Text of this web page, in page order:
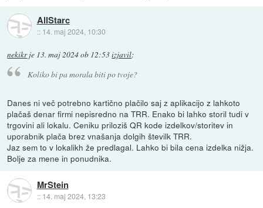
AllStarc
:: 14. maj 2024, 10:30
nekikrje 13. maj 2024 ob 12:53izjavil:
Koliko bi pa morala biti po tvoje?
Danes ni več potrebno kartično plačilo saj z aplikacijo z lahkoto
plačaš denar firmi nepisredno na TRR. Enako bi lahko storil tudi v
trgovini ali lokalu. Ceniku priloziš QR kode izdelkov/storitev in
uporabnik plača brez vnašanja dolgih številk TRR.
Jaz sem to v lokalikh že predlagal. Lahko bi bila cena izdelka nižja.
Bolje za mene in ponudnika.
MrStein
:: 14. maj 2024, 13:23